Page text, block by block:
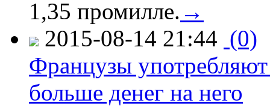
1,35 промилле. →
2015-08-14 21:44 (0)
Французы
больше денег на него